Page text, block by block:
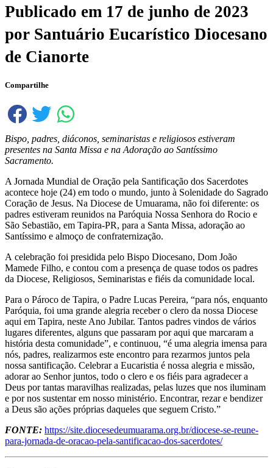
Publicado em 17 de junho de 2023
por Santuário Eucarístico Diocesano
de Cianorte
Compartilhe
Bispo, padres, diáconos, seminaristas e religiosos estiveram
presentes na Santa Missa e na Adoração ao Santíssimo
Sacramento.
A Jornada Mundial de Oração pela Santificação dos Sacerdotes
acontece hoje (24) em todo o mundo, junto à Solenidade do Sagrado
Coração de Jesus. Na Diocese de Umuarama, não foi diferente: os
padres estiveram reunidos na Paróquia Nossa Senhora do Rocio e
São Sebastião, em Tapira-PR, para a Santa Missa, adoração ao
Santíssimo e almoço de confraternização.
A celebração foi presidida pelo Bispo Diocesano, Dom João
Mamede Filho, e contou com a presença de quase todos os padres
da Diocese, Religiosos, Seminaristas e fiéis da comunidade local.
Para o Pároco de Tapira, o Padre Lucas Pereira, “para nós, enquanto
Paróquia, foi uma grande alegria receber o clero da nossa Diocese
aqui em Tapira, neste Ano Jubilar. Tantos padres vindos de vários
lugares diferentes, alguns que passaram por aqui que marcaram a
história desta comunidade”, e continuou, “é uma alegria imensa para
nós, padres, realizarmos este encontro para rezarmos juntos pela
nossa santificação. Celebrar a Eucaristia é nossa alegria e missão,
adorar ao Senhor juntos, todo o clero e os fiéis para agradecer a
Deus por tantas maravilhas realizadas, pelas luzes que nos iluminam
e por nos sustentar em nosso ministério. Encontrar, rezar e bendizer
a Deus são ações próprias daqueles que seguem Cristo.”
FONTE: https://site.diocesedeumuarama.org.br/diocese-se-reune-
para-jornada-de-oracao-pela-santificacao-dos-sacerdotes/